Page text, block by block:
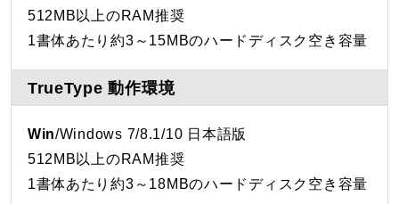
512MB以上のRAM推奨
1書体あたり約3～15MBのハードディスク空き容量
TrueType 動作環境
Win/Windows 7/8.1/10 日本語版
512MB以上のRAM推奨
1書体あたり約3～18MBのハードディスク空き容量